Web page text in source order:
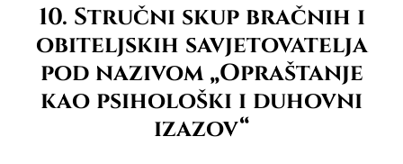
10. Stručni skup bračnih i
obiteljskih savjetovatelja
pod nazivom „Opraštanje
kao psihološki i duhovni
izazov“